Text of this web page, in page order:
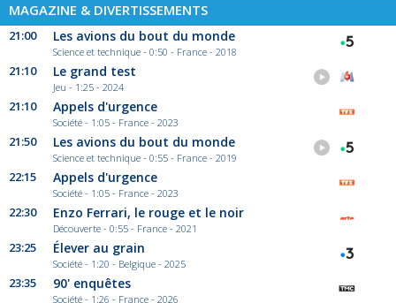
MAGAZINE & DIVERTISSEMENTS
21:00 Les avions du bout du monde
Science et technique - 0:50 - France - 2018
21:10 Le grand test
Jeu - 1:25 - 2024
21:10 Appels d'urgence
Société - 1:05 - France - 2023
21:50 Les avions du bout du monde
Science et technique - 0:55 - France - 2019
22:15 Appels d'urgence
Société - 1:05 - France - 2023
22:30 Enzo Ferrari, le rouge et le noir
Découverte - 0:55 - France - 2021
23:25 Élever au grain
Société - 1:20 - Belgique - 2025
23:35 90' enquêtes
Société - 1:26 - France - 2026